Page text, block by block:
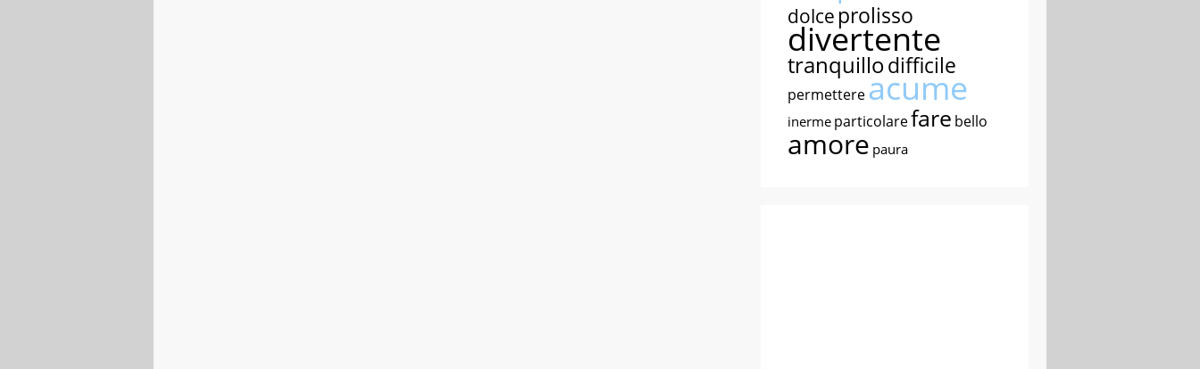
dolce prolisso
divertente
tranquillodifficile
permettereacume
inerme particolarefare bello
amore paura